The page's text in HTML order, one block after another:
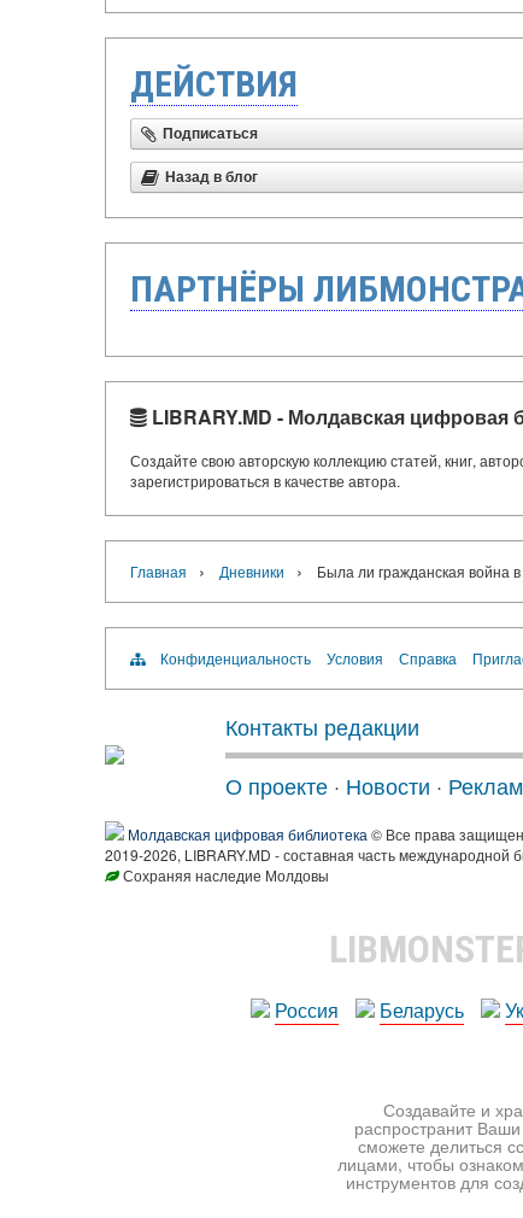
ДЕЙСТВИЯ
Подписаться
Назад в блог
ПАРТНЁРЫ
LIBRARY.MD - Молдавская цифровая
Создайте свою авторскую коллекцию статей, книг,
зарегистрироваться в качестве автора.
Главная › Дневники › Была ли гражданская война
Конфиденциальность Условия Справка
Контакты редакции
О проекте · Новости ·
Молдавская цифровая библиотека © Все права
2019-2026, LIBRARY.MD - составная часть международной
Сохраняя наследие Молдовы
Россия Беларусь
Создавайте и
распространит
сможете делиться
лицами, чтобы
инструментов для